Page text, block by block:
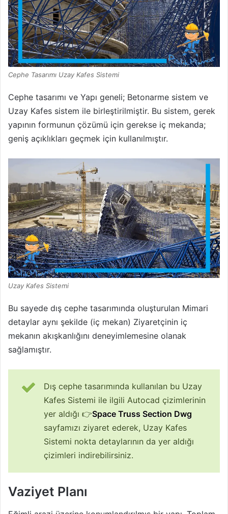
Cephe Tasarımı Uzay Kafes Sistemi
Cephe tasarımı ve Yapı geneli; Betonarme sistem ve
Uzay Kafes sistem ile birleştirilmiştir. Bu sistem, gerek
yapının formunun çözümü için gerekse iç mekanda;
geniş açıklıkları geçmek için kullanılmıştır.
Uzay Kafes Sistemi
Bu sayede dış cephe tasarımında oluşturulan Mimari
detaylar aynı şekilde (iç mekan) Ziyaretçinin iç
mekanın akışkanlığını deneyimlemesine olanak
sağlamıştır.
Dış cephe tasarımında kullanılan bu Uzay
Kafes Sistemi ile ilgili Autocad çizimlerinin
yer aldığı 👉Space Truss Section Dwg
sayfamızı ziyaret ederek, Uzay Kafes
Sistemi nokta detaylarının da yer aldığı
çizimleri indirebilirsiniz.
Vaziyet Planı